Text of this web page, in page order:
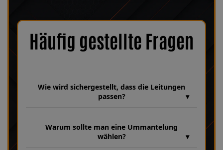
Häufig gestellte Fragen
Wie wird sichergestellt, dass die Leitungen
passen?
Leitungsvarianten hinterlegt sind. Dabei achten wir bei jeder
Fertigung genau auf Fahrzeugparameter wie HSN 4136, TSN
Warum sollte man eine Ummantelung
wählen?